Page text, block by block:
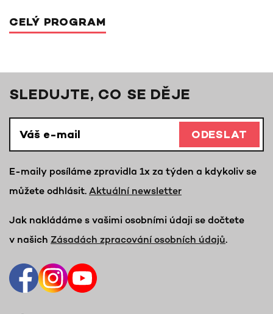
CELÝ PROGRAM
SLEDUJTE, CO SE DĚJE
ODESLAT
E-maily posíláme zpravidla 1x za týden a kdykoliv se
můžete odhlásit. Aktuální newsletter
Jak nakládáme s vašimi osobními údaji se dočtete
v našich Zásadách zpracování osobních údajů.